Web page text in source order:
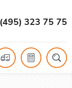
323 75 75